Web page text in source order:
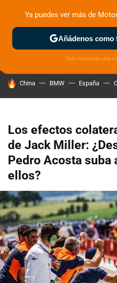
ZONA DE PRUEBAS
HOY SE HABLA DE
China BMW España
Los efectos
de Jack Miller:
Pedro Acosta suba
ellos?
Ya puedes ver más de
Añádenos como
Solo necesitas una